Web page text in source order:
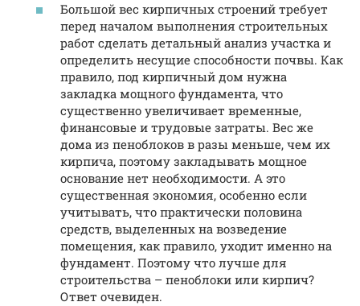
Большой вес кирпичных строений требует
перед началом выполнения строительных
работ сделать детальный анализ участка и
определить несущие способности почвы. Как
правило, под кирпичный дом нужна
закладка мощного фундамента, что
существенно увеличивает временные,
финансовые и трудовые затраты. Вес же
дома из пеноблоков в разы меньше, чем их
кирпича, поэтому закладывать мощное
основание нет необходимости. А это
существенная экономия, особенно если
учитывать, что практически половина
средств, выделенных на возведение
помещения, как правило, уходит именно на
фундамент. Поэтому что лучше для
строительства – пеноблоки или кирпич?
Ответ очевиден.